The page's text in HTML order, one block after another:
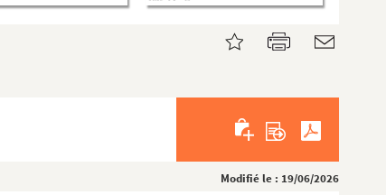
Modifié le : 19/06/2026